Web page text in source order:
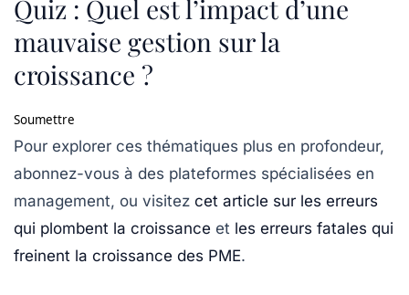
Quiz : Quel est l’impact d’une
mauvaise gestion sur la
croissance ?
Soumettre
Pour explorer ces thématiques plus en profondeur,
abonnez-vous à des plateformes spécialisées en
management, ou visitez cet article sur les erreurs
qui plombent la croissance et les erreurs fatales qui
freinent la croissance des PME.